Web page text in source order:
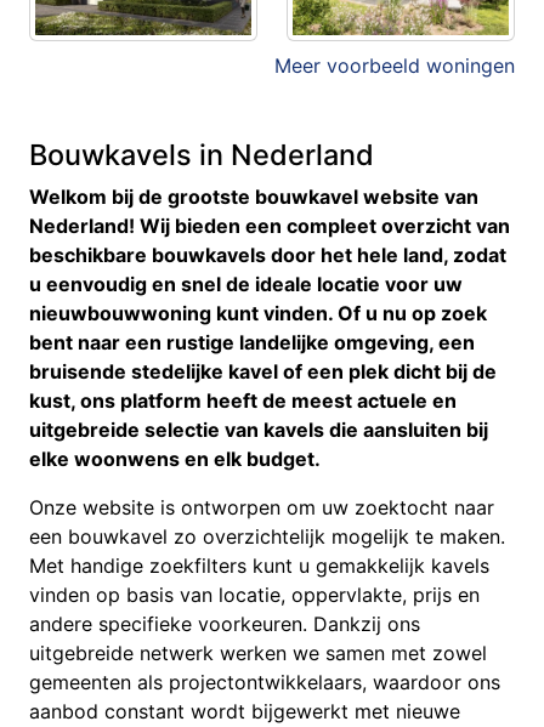
Meer voorbeeld woningen
Bouwkavels in Nederland
Welkom bij de grootste bouwkavel website van
Nederland! Wij bieden een compleet overzicht van
beschikbare bouwkavels door het hele land, zodat
u eenvoudig en snel de ideale locatie voor uw
nieuwbouwwoning kunt vinden. Of u nu op zoek
bent naar een rustige landelijke omgeving, een
bruisende stedelijke kavel of een plek dicht bij de
kust, ons platform heeft de meest actuele en
uitgebreide selectie van kavels die aansluiten bij
elke woonwens en elk budget.
Onze website is ontworpen om uw zoektocht naar
een bouwkavel zo overzichtelijk mogelijk te maken.
Met handige zoekfilters kunt u gemakkelijk kavels
vinden op basis van locatie, oppervlakte, prijs en
andere specifieke voorkeuren. Dankzij ons
uitgebreide netwerk werken we samen met zowel
gemeenten als projectontwikkelaars, waardoor ons
aanbod constant wordt bijgewerkt met nieuwe